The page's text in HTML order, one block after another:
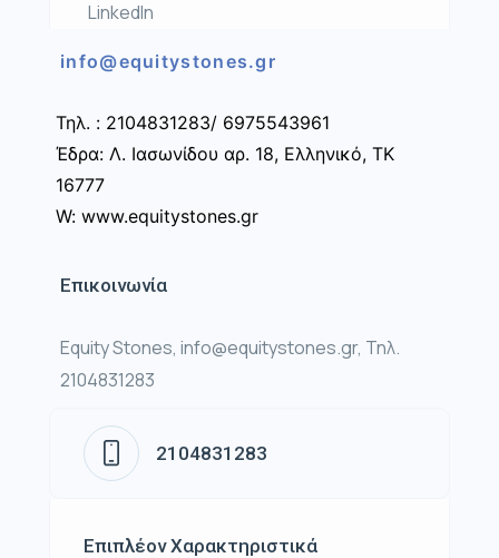
LinkedIn
info@equitystones.gr
Τηλ. : 2104831283/ 6975543961
Έδρα: Λ. Ιασωνίδου αρ. 18, Ελληνικό, ΤΚ
16777
W: www.equitystones.gr
Επικοινωνία
Equity Stones, info@equitystones.gr, Τηλ.
2104831283
2104831283
Επιπλέον Χαρακτηριστικά